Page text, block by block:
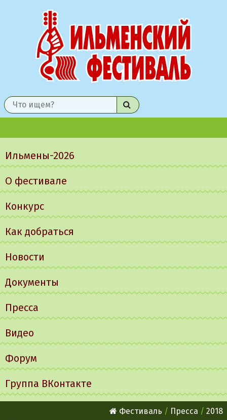
Найти
меню
Ильмены-2026
О фестивале
Конкурс
Как добраться
Новости
Документы
Пресса
Видео
Форум
Группа ВКонтакте
Фестиваль Пресса 2018